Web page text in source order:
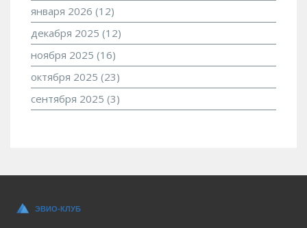
января 2026 (12)
декабря 2025 (12)
ноября 2025 (16)
октября 2025 (23)
сентября 2025 (3)